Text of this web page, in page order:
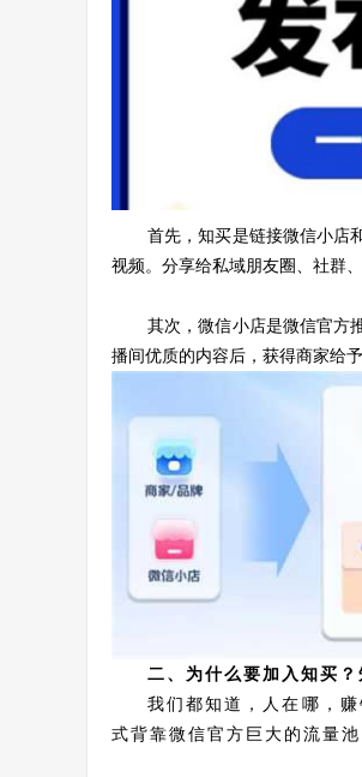
首先，知买是链接微信小店
视频。分享给私域朋友圈、社群
其次，微信小店是微信官方
播间优质的内容后，获得商家给予
二、为什么要加入知买
我们都知道，人在哪，
式背靠微信官方巨大的流量池